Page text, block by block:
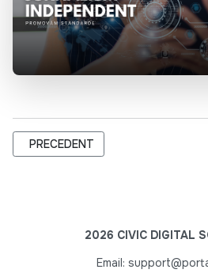
ARTICOL PRECEDENT: COALIȚIA
PRECEDENT
2026 CIVIC DIGITAL
Email: